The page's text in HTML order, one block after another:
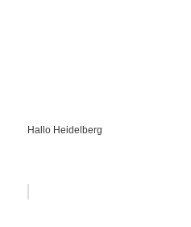
Hallo Heidelberg